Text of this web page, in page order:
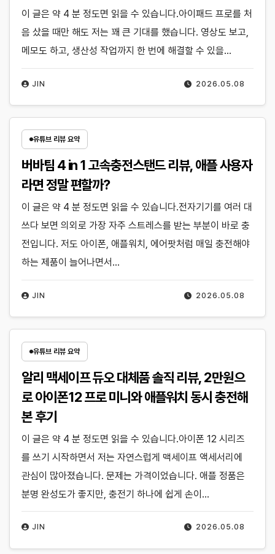
2026.05.08
JIN
이 글은 약 4 분 정도면 읽을 수 있습니다.아이패드 프로를 처
음 샀을 때만 해도 저는 꽤 큰 기대를 했습니다. 영상도 보고,
메모도 하고, 생산성 작업까지 한 번에 해결할 수 있을…
유튜브 리뷰 요약
버바팀 4 in 1 고속충전스탠드 리뷰, 애플 사용자
라면 정말 편할까?
2026.05.08
JIN
이 글은 약 4 분 정도면 읽을 수 있습니다.전자기기를 여러 대
쓰다 보면 의외로 가장 자주 스트레스를 받는 부분이 바로 충
전입니다. 저도 아이폰, 애플워치, 에어팟처럼 매일 충전해야
하는 제품이 늘어나면서…
유튜브 리뷰 요약
알리 맥세이프 듀오 대체품 솔직 리뷰, 2만원으
로 아이폰12 프로 미니와 애플워치 동시 충전해
본 후기
2026.05.08
JIN
이 글은 약 4 분 정도면 읽을 수 있습니다.아이폰 12 시리즈
를 쓰기 시작하면서 저는 자연스럽게 맥세이프 액세서리에
관심이 많아졌습니다. 문제는 가격이었습니다. 애플 정품은
분명 완성도가 좋지만, 충전기 하나에 쉽게 손이…